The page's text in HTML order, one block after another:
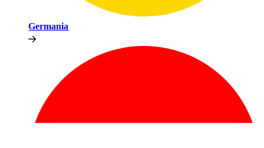
Germania​​